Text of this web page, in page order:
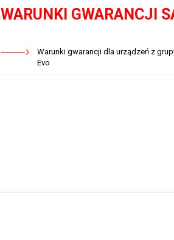
WARUNKI GWARANCJI
Warunki gwarancji dla urządzeń z
Evo